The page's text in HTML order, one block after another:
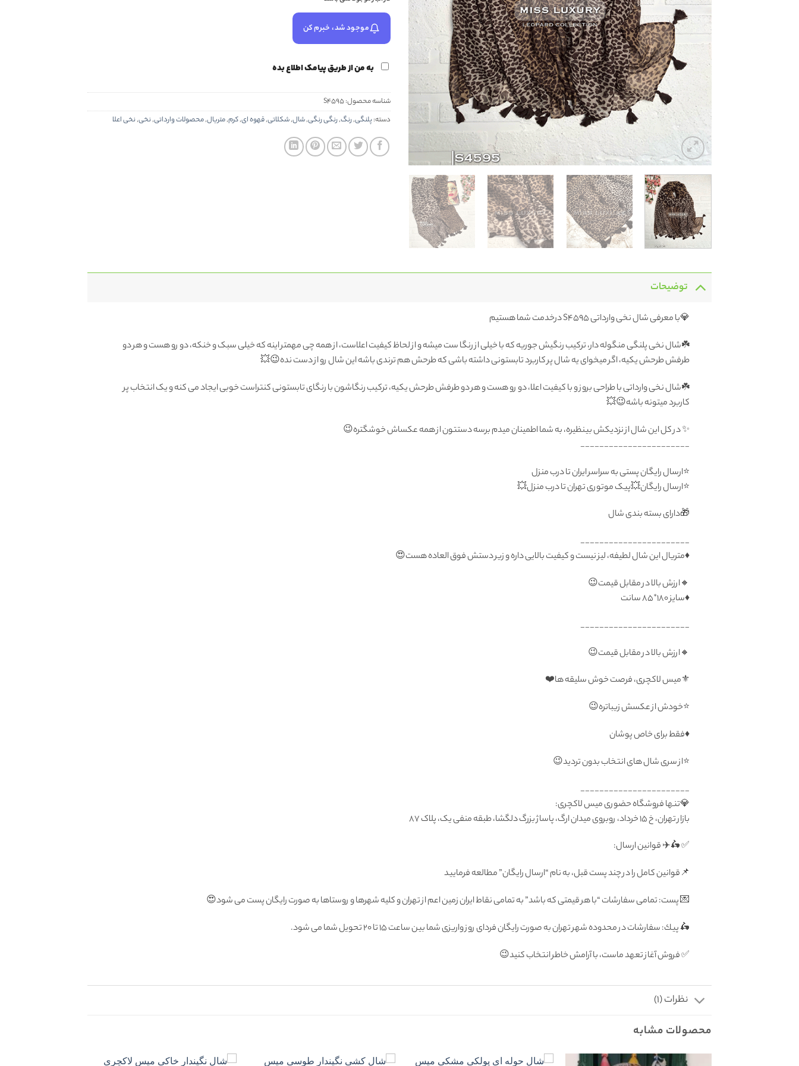
موجود شد، خبرم کن
به من از طریق پیامک اطلاع بده
شناسه محصول:S4595
دسته:پلنگی,رنگ,رنگی رنگی,شال,شکلاتی,قهوه ای,کرم,متریال,محصولات وارداتی,نخی,نخی اعلا
توضیحات
💎با معرفی شال نخی وارداتی S4595 درخدمت شما هستیم
☘️شال نخی پلنگی منگوله دار، ترکیب رنگیش جوریه که با خیلی از رنگا ست میشه و از لحاظ کیفیت اعلاست، از همه چی مهمتر اینه که خیلی سبک و خنکه، دو رو هست و هر دو
طرفش طرحش یکیه، اگر میخوای یه شال پر کاربرد تابستونی داشته باشی که طرحش هم ترندی باشه این شال رو از دست نده😉💥
☘️شال نخی وارداتی با طراحی بروز و با کیفیت اعلا، دو رو هست و هر دو طرفش طرحش یکیه، ترکیب رنگاشون با رنگای تابستونی کنتراست خوبی ایجاد می کنه و یک انتخاب پر
کاربرد میتونه باشه😉💥
✨ در کل این شال از نزدیکش بینظیره، به شما اطمینان میدم برسه دستتون از همه عکساش خوشگتره😉
_______________________
⭐️ارسال رایگان پستی به سراسر ایران تا درب منزل
⭐️ارسال رایگان💥پیک موتوری تهران تا درب منزل💥
🎁دارای بسته بندی شال
_______________________
♦️متریال این شال لطیفه، لیز نیست و کیفیت بالایی داره و زیر دستش فوق العاده هست😍
🔸ارزش بالا در مقابل قیمت😉
♦️سايز ۱۸۰*۸۵ سانت
_______________________
🔸ارزش بالا در مقابل قیمت😉
⚜️میس لاکچری، فرصت خوش سلیقه ها❤️
⭐️خودش از عکسش زیباتره😉
♦️فقط برای خاص پوشان
⭐️از سری شال های انتخاب بدون تردید😉
_______________________
💎تنها فروشگاه حضوری میس لاکچری:
بازار تهران، خ ۱۵ خرداد، روبروی میدان ارگ، پاساژ بزرگ دلگشا، طبقه منفی یک، پلاک ۸۷
✅ 🛵✈️ قوانين ارسال:
📌قوانین کامل را در چند پست قبل، به نام “ارسال رایگان” مطالعه فرمایید
💌 پست: تمامى سفارشات “با هر قيمتى كه باشد” به تمامى نقاط ايران زمين اعم از تهران و كليه شهرها و روستاها به صورت رايگان پست می شود😍
🛵 پيك: سفارشات در محدوده شهر تهران به صورت رايگان فرداى روز واريزى شما بين ساعت ۱۵ تا ٢٠ تحويل شما مى شود.
✅ فروش آغاز تعهد ماست، با آرامش خاطر انتخاب كنيد😉
نظرات (1)
محصولات مشابه